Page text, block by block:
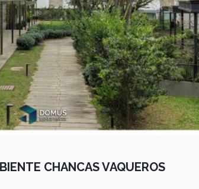
CHANCAS VAQUEROS